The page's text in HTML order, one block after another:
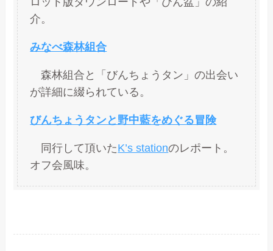
介。
みなべ森林組合
森林組合と「びんちょうタン」の出会い
が詳細に綴られている。
びんちょうタンと野中藍をめぐる冒険
同行して頂いたK’s stationのレポート。
オフ会風味。